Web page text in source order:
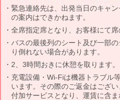
緊急連絡先は、出発当日のキャ
の案内はできかねます。
全席指定席となり、お客様にて席
バスの最後列のシート及び一部
り倒れない場合があります。
2、3時間おきに休憩を取ります。
充電設備・Wi-Fiは機器トラブル
います。その際のご返金はござ
付加サービスとなり、運賃に含ま